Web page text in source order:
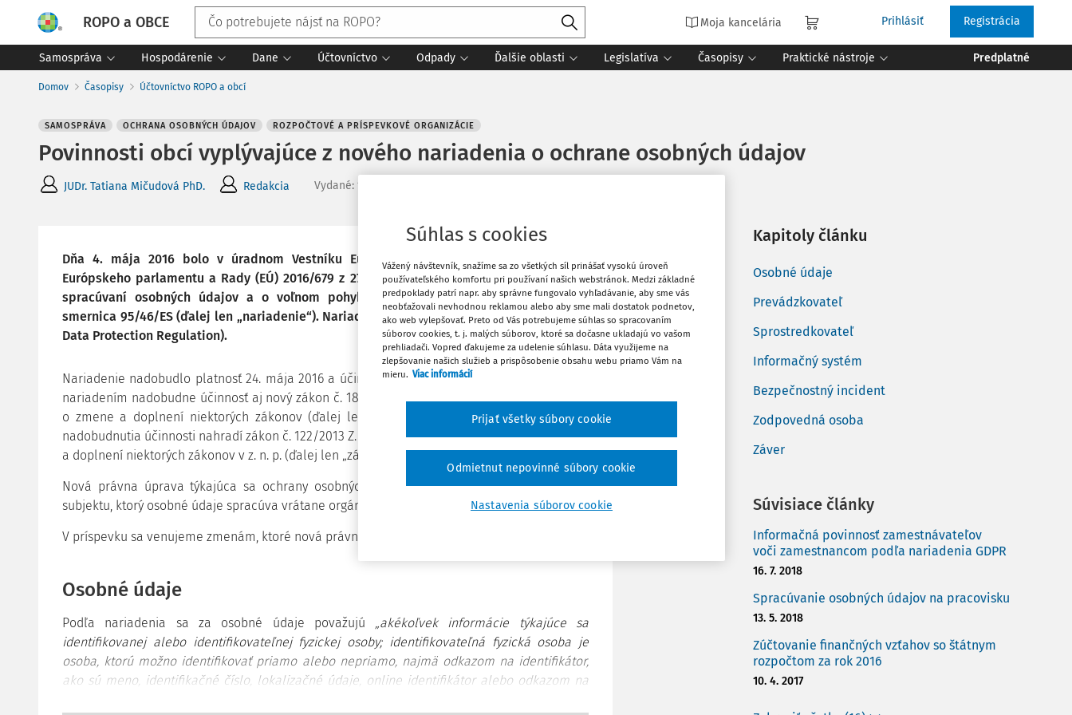
ROPO a OBCE Moja kancelária Prihlásiť Registrácia
Samospráva Hospodárenie Dane Účtovníctvo Odpady Ďalšie oblasti Legislatíva Časopisy Praktické nástroje Predplatné
Domov Časopisy Účtovníctvo ROPO a obcí
SAMOSPRÁVA OCHRANA OSOBNÝCH ÚDAJOV ROZPOČTOVÉ A PRÍSPEVKOVÉ ORGANIZÁCIE
Povinnosti obcí vyplývajúce z nového nariadenia o ochrane osobných údajov
JUDr. Tatiana Mičudová PhD. Redakcia Vydané: 13. 5. 2018
Dňa 4. mája 2016 bolo v úradnom Vestníku Európskej únie uverejnené Nariadenie
Európskeho parlamentu a Rady (EÚ) 2016/679 z 27. 4. 2016 o ochrane fyzických osôb pri
spracúvaní osobných údajov a o voľnom pohybe týchto údajov, ktorým sa zrušuje
smernica 95/46/ES (ďalej len „nariadenie“). Nariadenie sa označuje aj ako GDPR (General
Data Protection Regulation).
Nariadenie nadobudlo platnosť 24. mája 2016 a účinnosť nadobudne 25. mája 2018. Spolu s
nariadením nadobudne účinnosť aj nový zákon č. 18/2018 Z. z. o ochrane osobných údajov a
o zmene a doplnení niektorých zákonov (ďalej len „zákon č. 18/2018 Z. z.“), ktorý dňom
nadobudnutia účinnosti nahradí zákon č. 122/2013 Z. z. o ochrane osobných údajov a o zmene
a doplnení niektorých zákonov v z. n. p. (ďalej len „zákon č. 122/2013 Z. z.“).
Nová právna úprava týkajúca sa ochrany osobných údajov sa v zásade dotkne každého
subjektu, ktorý osobné údaje spracúva vrátane orgánov štátnej aj verejnej správy.
V príspevku sa venujeme zmenám, ktoré nová právna úprava so sebou prinesie.
Osobné údaje
Podľa nariadenia sa za osobné údaje považujú „akékoľvek informácie týkajúce sa
identifikovanej alebo identifikovateľnej fyzickej osoby; identifikovateľná fyzická osoba je
osoba, ktorú možno identifikovať priamo alebo nepriamo, najmä odkazom na identifikátor,
ako sú meno, identifikačné číslo, lokalizačné údaje, online identifikátor alebo odkazom na
Obľúbené
Zdieľať
Stiahnuť
Poznámka
Kapitoly článku
Osobné údaje
Prevádzkovateľ
Sprostredkovateľ
Informačný systém
Bezpečnostný incident
Zodpovedná osoba
Záver
Súvisiace články
Informačná povinnosť zamestnávateľov
voči zamestnancom podľa nariadenia GDPR
16. 7. 2018
Spracúvanie osobných údajov na pracovisku
13. 5. 2018
Zúčtovanie finančných vzťahov so štátnym
rozpočtom za rok 2016
10. 4. 2017
Súhlas s cookies
Vážený návštevník, snažíme sa zo všetkých síl prinášať vysokú úroveň
používateľského komfortu pri používaní našich webstránok. Medzi základné
predpoklady patrí napr. aby správne fungovalo vyhľadávanie, aby sme vás
neobťažovali nevhodnou reklamou alebo aby sme mali dostatok podnetov,
ako web vylepšovať. Preto od Vás potrebujeme súhlas so spracovaním
súborov cookies, t. j. malých súborov, ktoré sa dočasne ukladajú vo vašom
prehliadači. Vopred ďakujeme za udelenie súhlasu. Dáta využijeme na
zlepšovanie našich služieb a prispôsobenie obsahu webu priamo Vám na
mieru. Viac informácií
Nastavenia súborov cookie
Odmietnut nepovinné súbory cookie
Prijať všetky súbory cookie